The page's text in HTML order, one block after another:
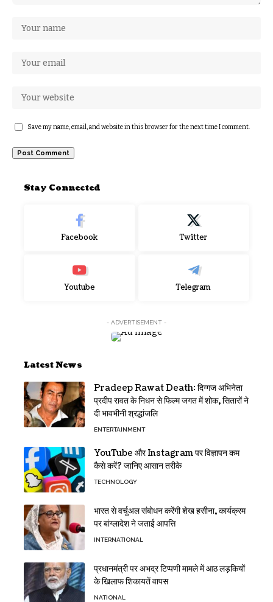
Save my name, email, and website in this browser for the next time I comment.
Stay Connected
Facebook Twitter
Youtube Telegram
- ADVERTISEMENT -
Latest News
Pradeep Rawat Death: दिग्गज अभिनेता
प्रदीप रावत के निधन से फिल्म जगत में शोक, सितारों ने
दी भावभीनी श्रद्धांजलि
ENTERTAINMENT
YouTube और Instagram पर विज्ञापन कम
कैसे करें? जानिए आसान तरीके
TECHNOLOGY
भारत से वर्चुअल संबोधन करेंगी शेख हसीना, कार्यक्रम
पर बांग्लादेश ने जताई आपत्ति
INTERNATIONAL
प्रधानमंत्री पर अभद्र टिप्पणी मामले में आठ लड़कियों
के खिलाफ शिकायतें वापस
NATIONAL